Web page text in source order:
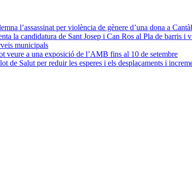
l’assassinat per violència de gènere d’una dona a
la candidatura de Sant Josep i Can Ros al Pla de barris i
municipals
veure a una exposició de l’AMB fins al 10 de setembre
de Salut per reduir les esperes i els desplaçaments i